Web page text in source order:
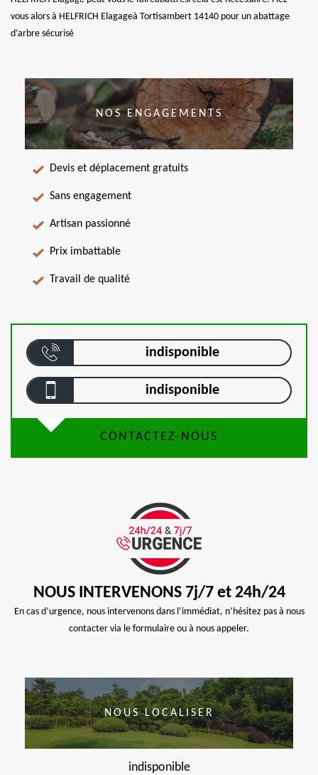
vous alors à HELFRICH Elagageà Tortisambert 14140 pour un abattage
d’arbre sécurisé
NOS ENGAGEMENTS
Devis et déplacement gratuits
Sans engagement
Artisan passionné
Prix imbattable
Travail de qualité
indisponible
indisponible
CONTACTEZ-NOUS
NOUS INTERVENONS 7j/7 et 24h/24
En cas d’urgence, nous intervenons dans l’immédiat, n’hésitez pas à nous
contacter via le formulaire ou à nous appeler.
NOUS LOCALISER
indisponible